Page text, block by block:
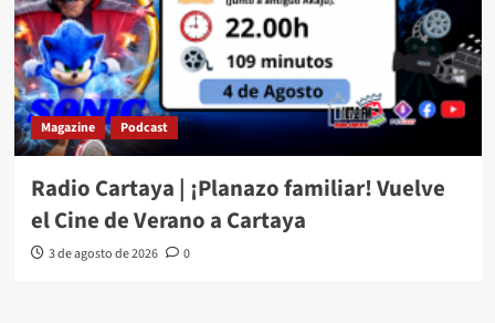
Magazine Podcast
Radio Cartaya | ¡Planazo familiar! Vuelve
el Cine de Verano a Cartaya
3 de agosto de 2026 0